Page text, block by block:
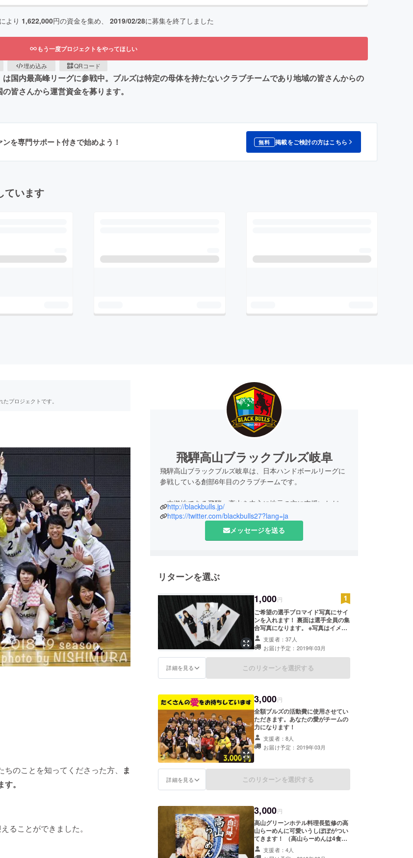
より 1,622,000円の資金を集め、 2019/02/28に募集を終了しました
もう一度プロジェクトをやってほしい
埋め込み QRコード
国内最高峰リーグに参戦中。ブルズは特定の母体を持たないクラブチームであり地域の皆さんからの
皆さんから運営資金を募ります。
を専門サポート付きで始めよう！ 無料 掲載をご検討の方はこちら
ています
プロジェクトです。
のことを知ってくださった方、
ま
。
ることができました。
飛騨高山ブラックブルズ岐阜
飛騨高山ブラックブルズ岐阜は、日本ハンドボールリーグに
参戦している創部6年目のクラブチームです。
本拠地である飛騨・高山を中心に地元の方に支援いただい
ています。国体を一過性のものにすることなく、ハンドボー
ルを通じて飛騨・高山地方、そして岐阜県の活性化を目指し
創部6年目、悲願のプレーオフ進出を目標に、『Connect』の
れる人の心を繋いでいきます。
ハンドボールを通して、スポーツの魅力を飛騨・高山、そし
て岐阜から発信します！
http://blackbulls.jp/
https://twitter.com/blackbulls27?lang=ja
メッセージを送る
リターンを選ぶ
1,000円
ご希望の選手ブロマイド写真にサイ
ンを入れます！ 裏面は選手全員の集
合写真になります。 ※写真はイメー
ジです。
支援者：37人
お届け予定：2019年03月
詳細を見る このリターンを選択する
3,000円
全額ブルズの活動費に使用させてい
ただきます。あなたの愛がチームの
力になります！
支援者：8人
お届け予定：2019年03月
詳細を見る このリターンを選択する
3,000円
高山グリーンホテル料理長監修の高
山らーめんに可愛いうしぼぼがつい
てきます！ （高山らーめんは4食入
り、しょうゆ味）
支援者：4人